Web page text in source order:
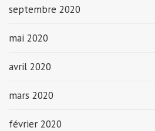
septembre 2020
mai 2020
avril 2020
mars 2020
février 2020